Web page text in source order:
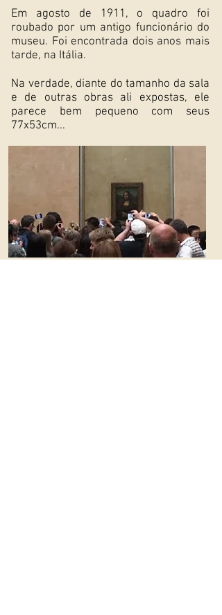
Em agosto de 1911, o quadro foi
roubado por um antigo funcionário do
museu. Foi encontrada dois anos mais
tarde, na Itália.
Na verdade, diante do tamanho da sala
e de outras obras ali expostas, ele
parece bem pequeno com seus
77x53cm...